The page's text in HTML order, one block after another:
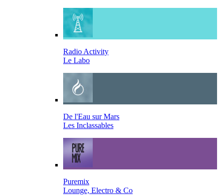
Radio Activity
Le Labo
De l'Eau sur Mars
Les Inclassables
Puremix
Lounge, Electro & Co